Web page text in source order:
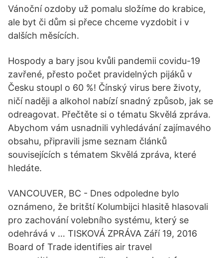
Vánoční ozdoby už pomalu složíme do krabice,
ale byt či dům si přece chceme vyzdobit i v
dalších měsících.
Hospody a bary jsou kvůli pandemii covidu-19
zavřené, přesto počet pravidelných pijáků v
Česku stoupl o 60 %! Čínský virus bere životy,
ničí naději a alkohol nabízí snadný způsob, jak se
odreagovat. Přečtěte si o tématu Skvělá zpráva.
Abychom vám usnadnili vyhledávání zajímavého
obsahu, připravili jsme seznam článků
souvisejících s tématem Skvělá zpráva, které
hledáte.
VANCOUVER, BC - Dnes odpoledne bylo
oznámeno, že britští Kolumbijci hlasitě hlasovali
pro zachování volebního systému, který se
odehrává v … TISKOVÁ ZPRÁVA Září 19, 2016
Board of Trade identifies air travel